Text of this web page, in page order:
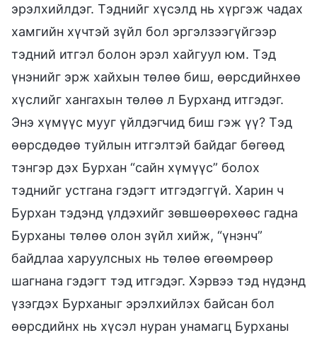
эрэлхийлдэг. Тэднийг хүсэлд нь хүргэж чадах
хамгийн хүчтэй зүйл бол эргэлзээгүйгээр
тэдний итгэл болон эрэл хайгуул юм. Тэд
үнэнийг эрж хайхын төлөө биш, өөрсдийнхөө
хүслийг хангахын төлөө л Бурханд итгэдэг.
Энэ хүмүүс мууг үйлдэгчид биш гэж үү? Тэд
өөрсдөдөө туйлын итгэлтэй байдаг бөгөөд
тэнгэр дэх Бурхан “сайн хүмүүс” болох
тэднийг устгана гэдэгт итгэдэггүй. Харин ч
Бурхан тэдэнд үлдэхийг зөвшөөрөхөөс гадна
Бурханы төлөө олон зүйл хийж, “үнэнч”
байдлаа харуулсных нь төлөө өгөөмрөөр
шагнана гэдэгт тэд итгэдэг. Хэрвээ тэд нүдэнд
үзэгдэх Бурханыг эрэлхийлэх байсан бол
өөрсдийнх нь хүсэл нуран унамагц Бурханы